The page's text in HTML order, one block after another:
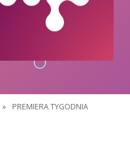
» PREMIERA TYGODNIA